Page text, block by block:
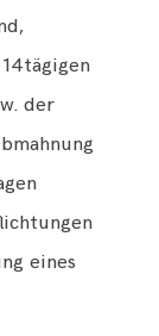
der
eines